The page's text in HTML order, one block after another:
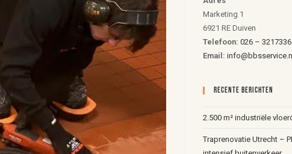
Marketing 1
6921 RE Duiven
Telefoon:026 – 3217336
Email: info@bbsservice.nl
Recente Berichten
2.500 m² industriële
Traprenovatie Utrecht –